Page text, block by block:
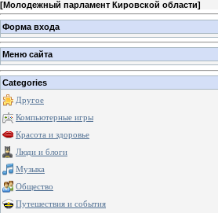
[Молодежный парламент Кировской области]
Форма входа
Меню сайта
Categories
Другое
Компьютерные игры
Красота и здоровье
Люди и блоги
Музыка
Общество
Путешествия и события